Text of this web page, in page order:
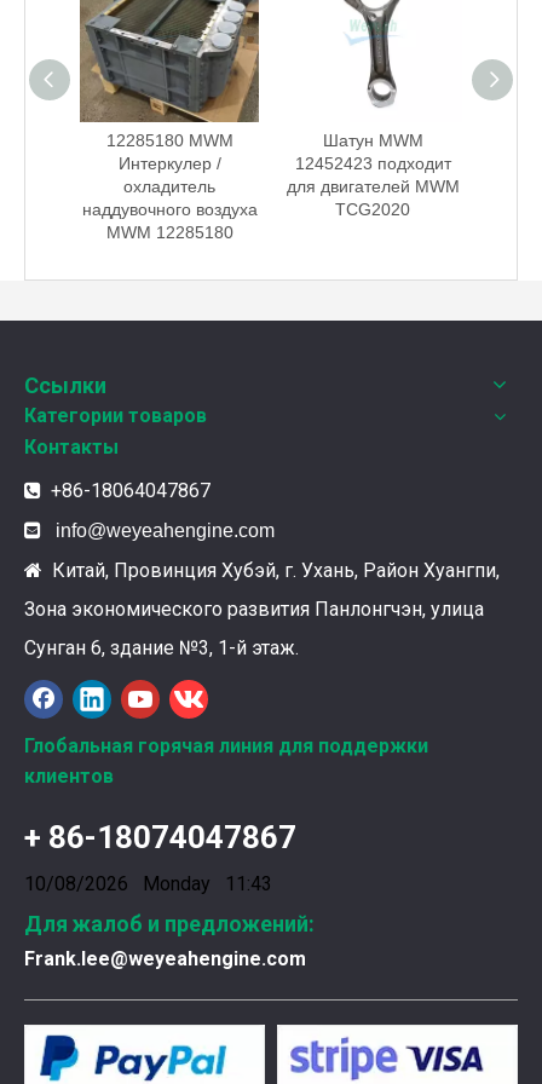
Weyeah Power отмечает канун Нового Года и торжественно разделяет радость праздника!
Подшипники шатунных коленчатых валов Weyeah
Введена в эксплуатацию установка нового поколения на базе Jenbacher J624
Генераторная установка на природном газе,
12285180 MWM
Интеркулер /
охладитель
наддувочного воздуха
MWM 12285180
Шатун MWM
12452423 подходит
для двигателей MWM
TCG2020
Ссылки
Категории товаров
Контакты
 +86-18064047867
 info@weyeahengine.com
 Китай, Провинция Хубэй, г. Ухань, Район Хуангпи,
Зона экономического развития Панлонгчэн, улица
Сунган 6, здание №3, 1-й этаж.
Глобальная горячая линия для поддержки
клиентов
+ 86-18074047867
10/08/2026 Monday 11:43
Для жалоб и предложений:
Frank.lee@weyeahengine.com